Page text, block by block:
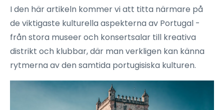
I den här artikeln kommer vi att titta närmare på
de viktigaste kulturella aspekterna av Portugal -
från stora museer och konsertsalar till kreativa
distrikt och klubbar, där man verkligen kan känna
rytmerna av den samtida portugisiska kulturen.